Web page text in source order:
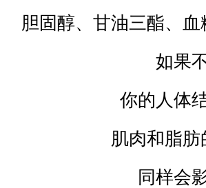
胆固醇、甘油三酯、
如果
你的人体
肌肉和脂
同样会